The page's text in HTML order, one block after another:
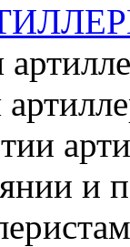
и